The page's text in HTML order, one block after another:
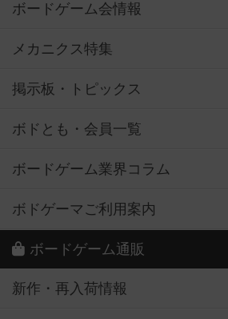
ボードゲーム会情報
メカニクス特集
掲示板・トピックス
ボドとも・会員一覧
ボードゲーム業界コラム
ボドゲーマご利用案内
ボードゲーム通販
新作・再入荷情報